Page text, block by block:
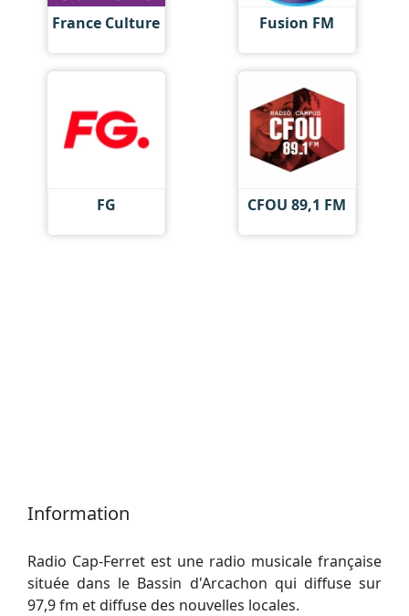
France Culture Fusion FM
FG CFOU 89,1 FM
Information
Radio Cap-Ferret est une radio musicale française
située dans le Bassin d'Arcachon qui diffuse sur
97,9 fm et diffuse des nouvelles locales.